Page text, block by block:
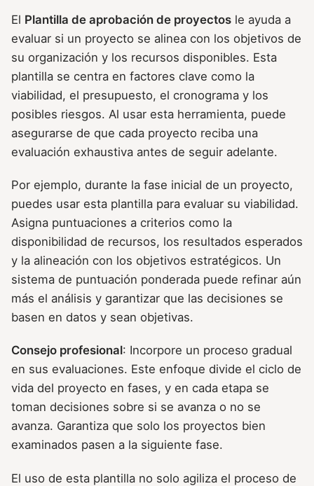
El Plantilla de aprobación de proyectos le ayuda a
evaluar si un proyecto se alinea con los objetivos de
su organización y los recursos disponibles. Esta
plantilla se centra en factores clave como la
viabilidad, el presupuesto, el cronograma y los
posibles riesgos. Al usar esta herramienta, puede
asegurarse de que cada proyecto reciba una
evaluación exhaustiva antes de seguir adelante.
Por ejemplo, durante la fase inicial de un proyecto,
puedes usar esta plantilla para evaluar su viabilidad.
Asigna puntuaciones a criterios como la
disponibilidad de recursos, los resultados esperados
y la alineación con los objetivos estratégicos. Un
sistema de puntuación ponderada puede refinar aún
más el análisis y garantizar que las decisiones se
basen en datos y sean objetivas.
Consejo profesional: Incorpore un proceso gradual
en sus evaluaciones. Este enfoque divide el ciclo de
vida del proyecto en fases, y en cada etapa se
toman decisiones sobre si se avanza o no se
avanza. Garantiza que solo los proyectos bien
examinados pasen a la siguiente fase.
El uso de esta plantilla no solo agiliza el proceso de